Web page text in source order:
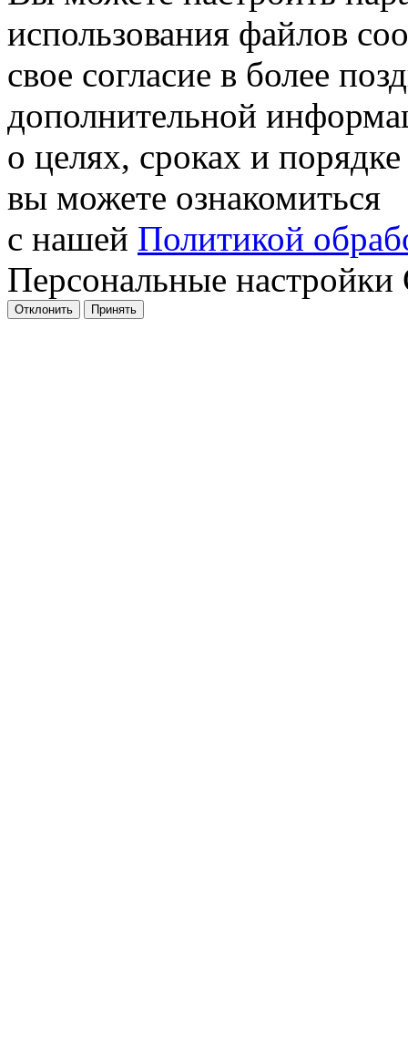
использования файлов
свое согласие в более
дополнительной
о целях, сроках и
вы можете ознакомиться
с нашей Политикой
Персональные настройки
Отклонить Принять